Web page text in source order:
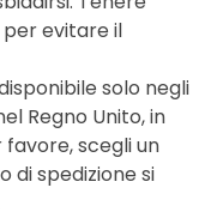
evitare il
solo negli
Regno Unito, in
favore, scegli un
di spedizione si